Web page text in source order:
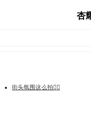
杏
街头氛围这么拍✌🏿